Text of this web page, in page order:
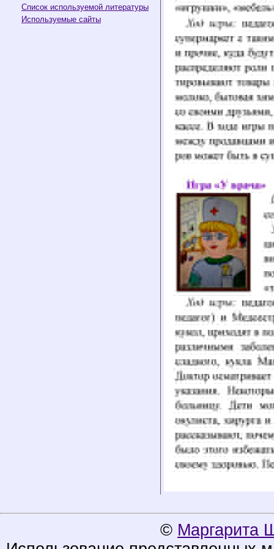
Список используемой литературы
Используемые сайты
© Маргарита